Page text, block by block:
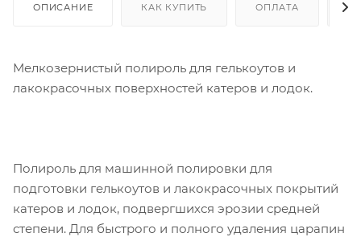
ОПИСАНИЕ КАК КУПИТЬ ОПЛАТА
Мелкозернистый полироль для гелькоутов и
лакокрасочных поверхностей катеров и лодок.
Полироль для машинной полировки для
подготовки гелькоутов и лакокрасочных покрытий
катеров и лодок, подвергшихся эрозии средней
степени. Для быстрого и полного удаления царапин